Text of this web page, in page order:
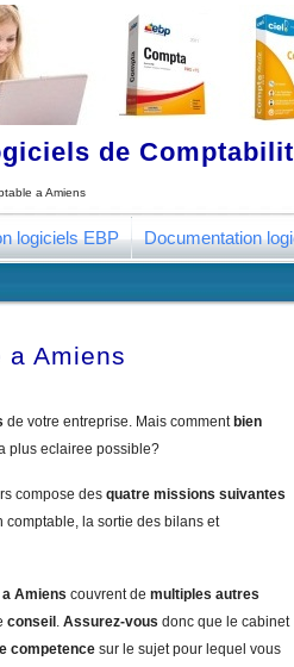
de
a Amiens
logiciels EBP Documentation
a Amiens
de votre entreprise. Mais comment bien
plus eclairee possible?
compose des quatre missions suivantes
comptable, la sortie des bilans et
a Amiens couvrent de multiples autres
conseil . Assurez-vous donc que le cabinet
competence sur le sujet pour lequel vous